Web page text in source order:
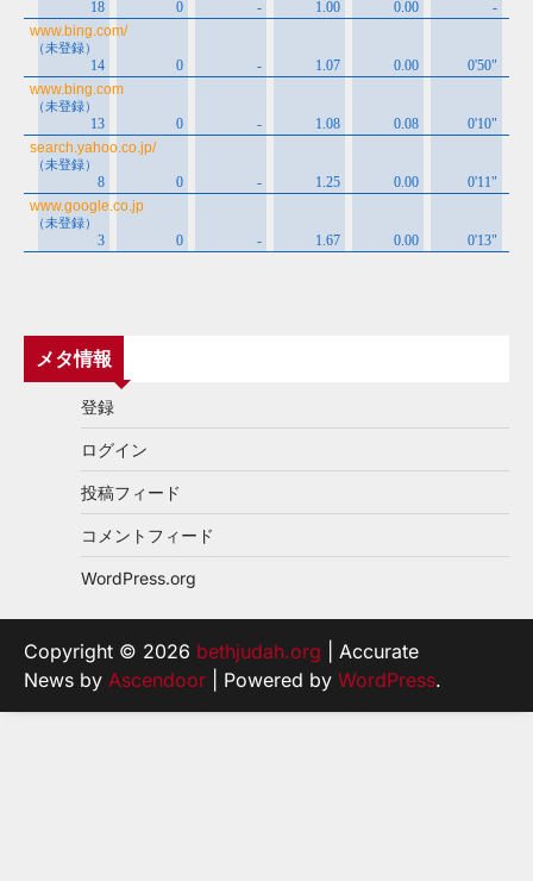
メタ情報
登録
ログイン
投稿フィード
コメントフィード
WordPress.org
Copyright © 2026 bethjudah.org | Accurate
News by Ascendoor | Powered by WordPress.